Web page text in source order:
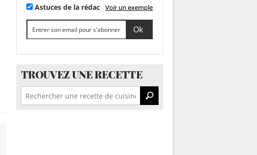
Astuces de la rédac Voir un exemple
TROUVEZ UNE RECETTE